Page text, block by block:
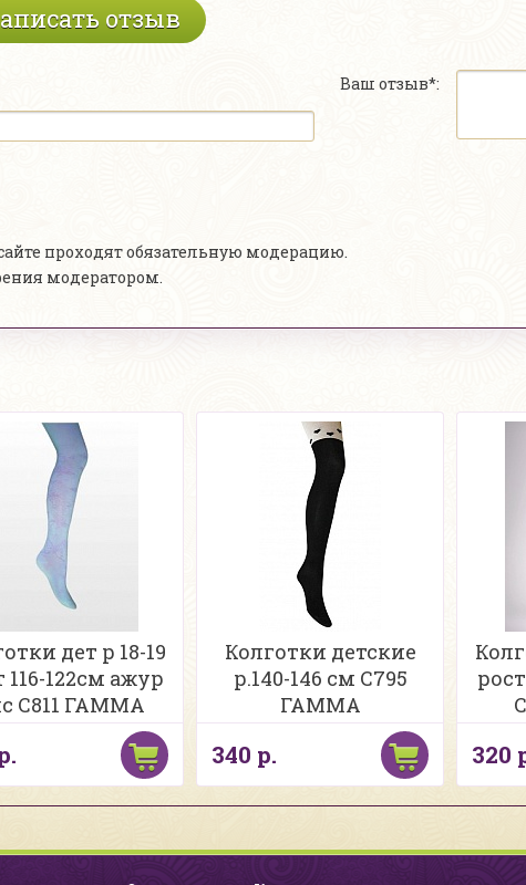
отзыв
Ваш отзыв*:
проходят обязательную модерацию.
модератором.
дет р 18-19
116-122см ажур
С811 ГАММА
Колготки детские
р.140-146 см С795
ГАММА
340 р. 320